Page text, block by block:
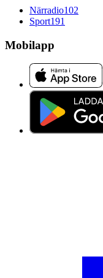
Närradio102
Sport191
Mobilapp